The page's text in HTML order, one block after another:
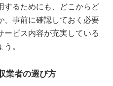
するためにも、どこからど
、事前に確認しておく必要
ービス内容が充実している
。
業者の選び方